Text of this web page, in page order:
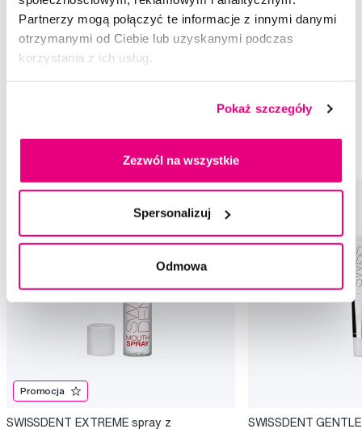
Partnerzy mogą połączyć te informacje z innymi danymi
otrzymanymi od Ciebie lub uzyskanymi podczas
korzystania z ich usług.
Pokaż szczegóły
Zezwól na wszystkie
Spersonalizuj
Odmowa
Wybielające pasty do zębów Wybielanie zębów
Pasty do zębów Swissdent
Promocja
SWISSDENT EXTREME spray z
SWISSDENT